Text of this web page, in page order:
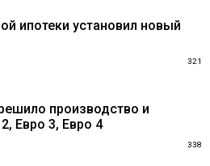
ипотеки установил новый
321
производство и
Евро 3, Евро 4
338